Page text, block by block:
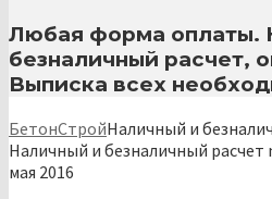
Любая форма оплаты.
безналичный расчет,
Выписка всех
БетонСтройНаличный и
Наличный и безналичный расчет
мая 2016